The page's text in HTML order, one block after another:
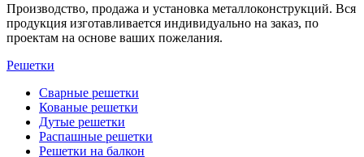
Производство, продажа и установка металлоконструкций. Вся
продукция изготавливается индивидуально на заказ, по
проектам на основе ваших пожелания.
Решетки
Сварные решетки
Кованые решетки
Дутые решетки
Распашные решетки
Решетки на балкон